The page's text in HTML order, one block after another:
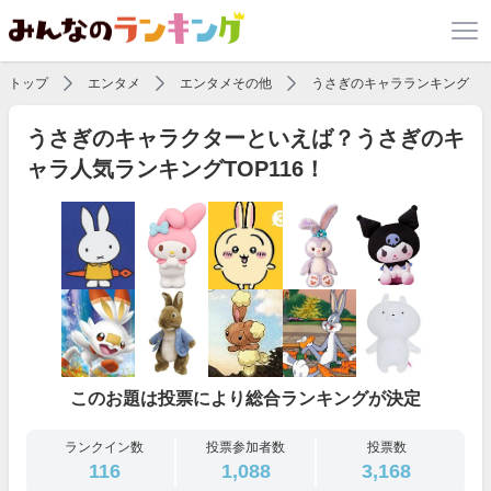
トップ エンタメ エンタメその他 うさぎのキャラランキング
うさぎのキャラクターといえば？うさぎのキ
ャラ人気ランキングTOP116！
このお題は投票により総合ランキングが決定
ランクイン数
116
投票参加者数
1,088
投票数
3,168